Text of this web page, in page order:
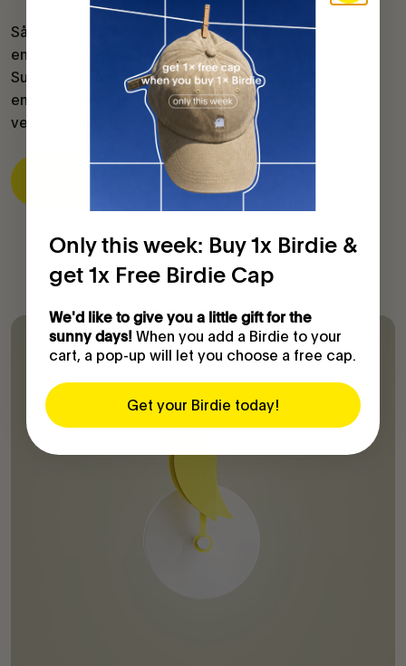
Så hvad skal man gøre ved det? Eksperter foreslår, at
en af ​​de bedste løsninger er blot at åbne vinduerne.
Sundhedsmyndigheder verden over anbefaler dig
endda at gøre det 2-3 gange om dagen. Birdie® er en
venlig påmindelse om et sundt indeklima.
Only this week: Buy 1x Birdie &
get 1x Free Birdie Cap
We'd like to give you a little gift for the
sunny days! When you add a Birdie to your
cart, a pop-up will let you choose a free cap.
Get your Birdie today!